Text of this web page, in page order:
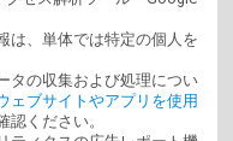
は、単体では特定の個人を
タの収集および処理につい
ェブサイトやアプリを使用
認ください。